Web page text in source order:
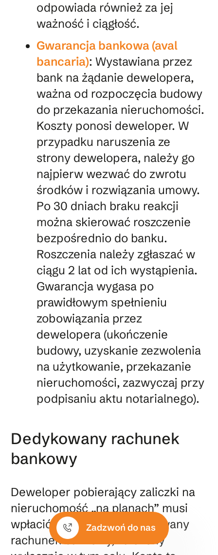
odpowiada również za jej
ważność i ciągłość.
Gwarancja bankowa (aval
bancaria): Wystawiana przez
bank na żądanie dewelopera,
ważna od rozpoczęcia budowy
do przekazania nieruchomości.
Koszty ponosi deweloper. W
przypadku naruszenia ze
strony dewelopera, należy go
najpierw wezwać do zwrotu
środków i rozwiązania umowy.
Po 30 dniach braku reakcji
można skierować roszczenie
bezpośrednio do banku.
Roszczenia należy zgłaszać w
ciągu 2 lat od ich wystąpienia.
Gwarancja wygasa po
prawidłowym spełnieniu
zobowiązania przez
dewelopera (ukończenie
budowy, uzyskanie zezwolenia
na użytkowanie, przekazanie
nieruchomości, zazwyczaj przy
podpisaniu aktu notarialnego).
Dedykowany rachunek
bankowy
Deweloper pobierający zaliczki na
nieruchomość „na planach” musi
wpłacić te środki na dedykowany
rachunek bankowy, założony
Zadzwoń do nas